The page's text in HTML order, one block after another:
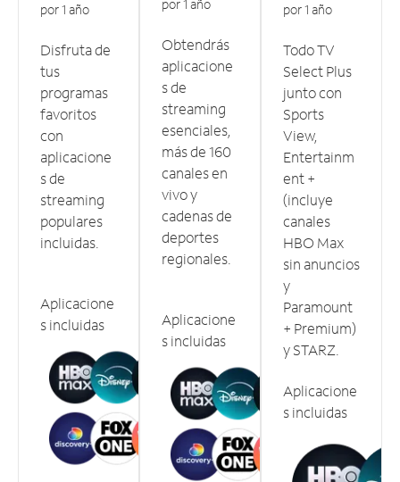
por 1 año
Disfruta de
tus
programas
favoritos
con
aplicacione
s de
streaming
populares
incluidas.
Aplicacione
s incluidas
por 1 año
Obtendrás
aplicacione
s de
streaming
esenciales,
más de 160
canales en
vivo y
cadenas de
deportes
regionales.
Aplicacione
s incluidas
por 1 año
Todo TV
Select Plus
junto con
Sports
View,
Entertainm
ent +
(incluye
canales
HBO Max
sin anuncios
y
Paramount
+ Premium)
y STARZ.
Aplicacione
s incluidas